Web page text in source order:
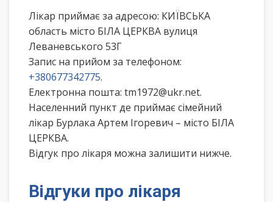
Лікар приймає за адресою: КИЇВСЬКА
область місто БІЛА ЦЕРКВА вулиця
Леваневського 53Г
Запис на прийом за телефоном:
+380677342775.
Електронна пошта: tm1972@ukr.net.
Населенний пункт де приймає сімейний
лікар Бурлака Артем Ігоревич – місто БІЛА
ЦЕРКВА.
Відгук про лікаря можна залишити нижче.
Відгуки про лікаря